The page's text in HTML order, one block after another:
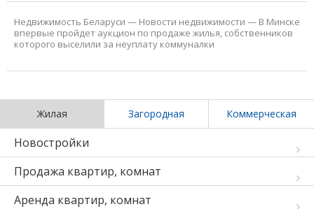
Недвижимость Беларуси — Новости недвижимости — В Минске
впервые пройдет аукцион по продаже жилья, собственников
которого выселили за неуплату коммуналки
Жилая Загородная Коммерческая
Новостройки
Продажа квартир, комнат
Аренда квартир, комнат